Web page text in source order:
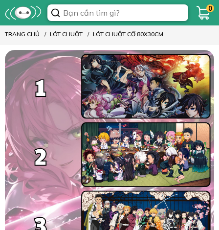
0
TRANG CHỦ LÓT CHUỘT LÓT CHUỘT CỠ 80X30CM